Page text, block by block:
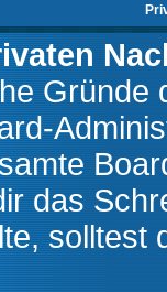
Gründe
das
solltest